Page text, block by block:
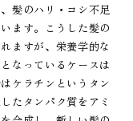
髪のハリ・コシ不足
ます。こうした髪の
ますが、栄養学的な
なっているケースは
ケラチンというタン
たタンパク質をアミ